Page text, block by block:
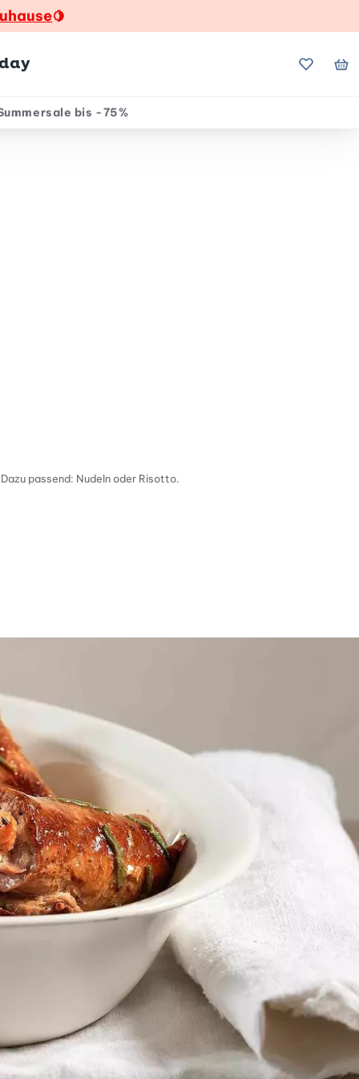
🍋
Meine
bis -75%
passend: Nudeln oder Risotto.